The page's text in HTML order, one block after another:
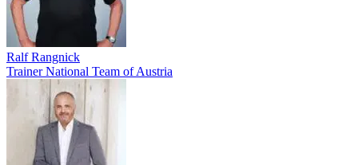
Ralf Rangnick
Trainer National Team of Austria